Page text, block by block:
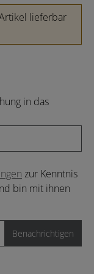
lieferbar
in das
zur Kenntnis
bin mit ihnen
Benachrichtigen